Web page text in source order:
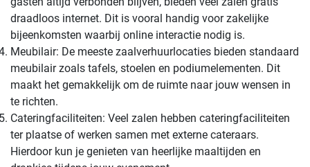
draadloos internet. Dit is vooral handig voor zakelijke
bijeenkomsten waarbij online interactie nodig is.
Meubilair: De meeste zaalverhuurlocaties bieden standaard
meubilair zoals tafels, stoelen en podiumelementen. Dit
maakt het gemakkelijk om de ruimte naar jouw wensen in
te richten.
Cateringfaciliteiten: Veel zalen hebben cateringfaciliteiten
ter plaatse of werken samen met externe cateraars.
Hierdoor kun je genieten van heerlijke maaltijden en